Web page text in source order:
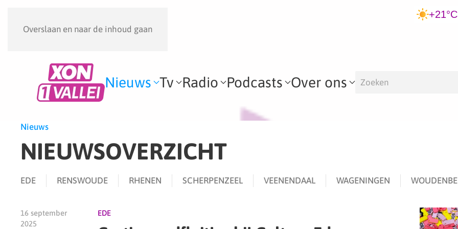
Overslaan en naar de inhoud gaan
+21°C
Nieuws Tv Radio Podcasts Over ons
Nieuws
NIEUWSOVERZICHT
EDE RENSWOUDE RHENEN SCHERPENZEEL VEENENDAAL WAGENINGEN
16 september
2025
EDE